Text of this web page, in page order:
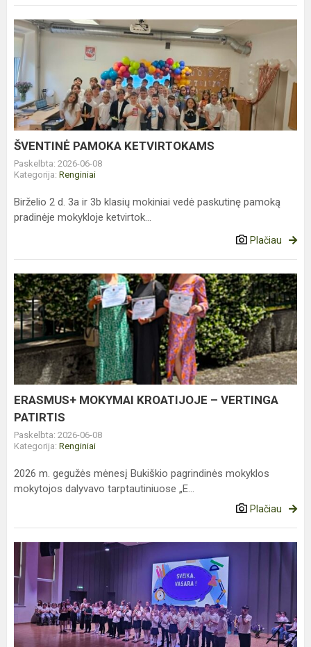
ŠVENTINĖ
PAMOKA
KETVIRTOKAMS
ŠVENTINĖ PAMOKA KETVIRTOKAMS
Paskelbta: 2026-06-08
Kategorija: Renginiai
Birželio 2 d. 3a ir 3b klasių mokiniai vedė paskutinę pamoką
pradinėje mokykloje ketvirtok...
Plačiau
ERASMUS+
MOKYMAI
KROATIJOJE
–
VERTINGA
PATIRTIS
ERASMUS+ MOKYMAI KROATIJOJE – VERTINGA
PATIRTIS
Paskelbta: 2026-06-08
Kategorija: Renginiai
2026 m. gegužės mėnesį Bukiškio pagrindinės mokyklos
mokytojos dalyvavo tarptautiniuose „E...
Plačiau
PRADINIO
UGDYMO
MOKSLO
METŲ
BAIGIMO
ŠVENTĖ